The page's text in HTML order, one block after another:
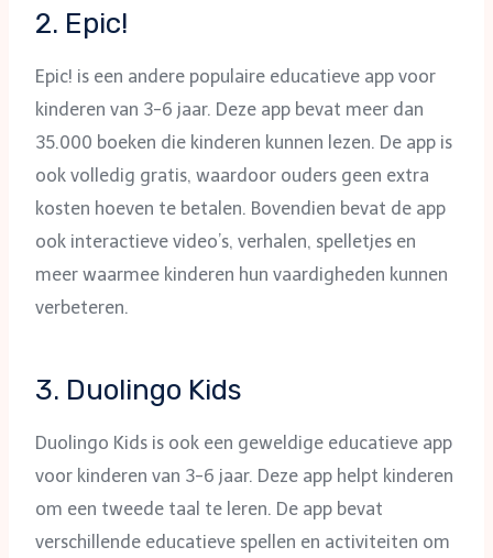
2. Epic!
Epic! is een andere populaire educatieve app voor
kinderen van 3-6 jaar. Deze app bevat meer dan
35.000 boeken die kinderen kunnen lezen. De app is
ook volledig gratis, waardoor ouders geen extra
kosten hoeven te betalen. Bovendien bevat de app
ook interactieve video’s, verhalen, spelletjes en
meer waarmee kinderen hun vaardigheden kunnen
verbeteren.
3. Duolingo Kids
Duolingo Kids is ook een geweldige educatieve app
voor kinderen van 3-6 jaar. Deze app helpt kinderen
om een tweede taal te leren. De app bevat
verschillende educatieve spellen en activiteiten om